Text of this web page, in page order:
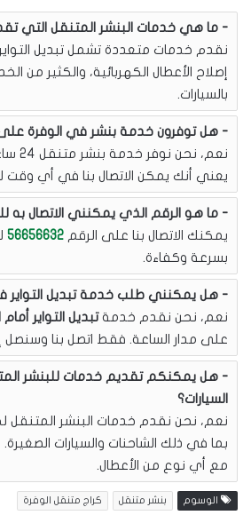
ما هي خدمات البنشر المتنقل التي
نقدم خدمات متعددة تشمل تبديل التواير،
إصلاح الأعطال الكهربائية، والكثير من
بالسيارات.
هل توفرون خدمة بنشر في الوفرة على
نعم،
يعني أنك يمكن الاتصال بنا في أي
ما هو الرقم الذي يمكنني الاتصال
يمكنك الاتصال بنا على الرقم 56656632
بسرعة وكفاءة.
هل يمكنني طلب خدمة تبديل التواير
نعم، نحن نقدم خدمةتبديل التواير أمام
على مدار الساعة. فقط اتصل بنا وسنصل
هل يمكنكم تقديم خدمات للبنشر
السيارات؟
نعم، نحن نقدم خدمات البنشر المتنقل
بما في ذلك الشاحنات والسيارات
مع أي نوع من الأعطال.
الوسوم بنشر متنقل كراج متنقل الوفرة